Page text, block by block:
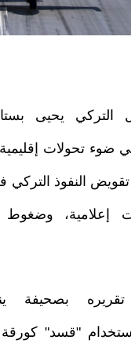
التركي يحيى
ضوء تحولات
النفوذ التركي
إعلامية، وضغوط
بصحيفة
لاستخدام "قسد"